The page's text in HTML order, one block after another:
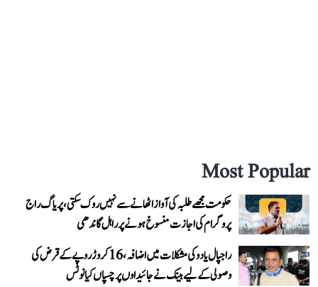
Most Popular
حکومت مجھے طلبہ کی آواز اٹھانے سے نہیں روک سکتی، پریاگ راج
پروگرام کی اجازت منسوخ ہونے پر راہل گاندھی
راجپال یادو کی مشکلات میں اضافہ، 16 کروڑ روپے کے قرض کی
وصولی کے لیے بینک نے جائیداوں پر چسپاں کیا نوٹس